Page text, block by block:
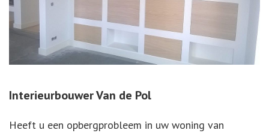
Interieurbouwer Van de Pol
Heeft u een opbergprobleem in uw woning van